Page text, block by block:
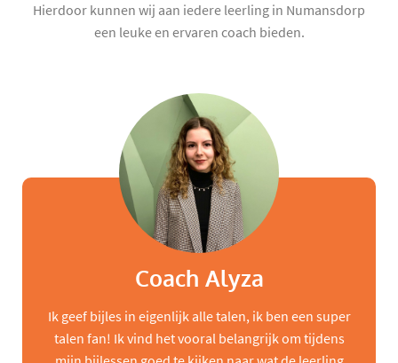
Hierdoor kunnen wij aan iedere leerling in Numansdorp
een leuke en ervaren coach bieden.
Coach Alyza
Ik geef bijles in eigenlijk alle talen, ik ben een super
talen fan! Ik vind het vooral belangrijk om tijdens